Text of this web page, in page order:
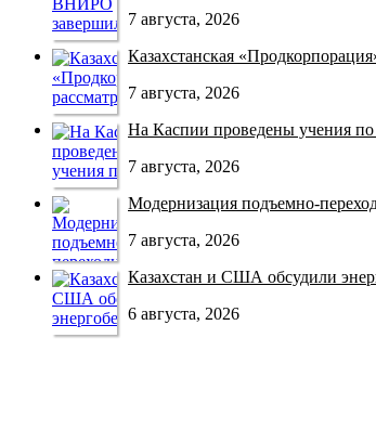
7 августа, 2026
Казахстанская
7 августа, 2026
На Каспии проведены учения по
7 августа, 2026
Модернизация подъемно-
7 августа, 2026
Казахстан и США обсудили
6 августа, 2026